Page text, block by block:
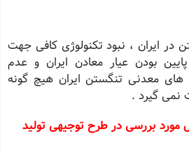
در ایران ، نبود تکنولوژی کافی جهت
بودن عیار معادن ایران و عدم
معدنی تنگستن ایران هیچ گونه
نمی گیرد .
بررسی در طرح توجیهی تولید